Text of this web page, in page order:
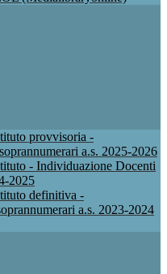
provvisoria -
a.s. 2025-2026
- Individuazione Docenti
2025
definitiva -
a.s. 2023-2024